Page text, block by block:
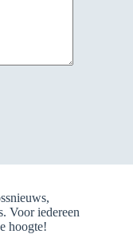
Voor iedereen
hoogte!